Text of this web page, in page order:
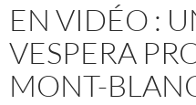
EN VIDÉO :
VESPERA
MONT-